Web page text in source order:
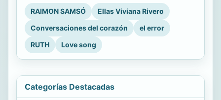
RAIMON SAMSÓ
Ellas Viviana Rivero
Conversaciones del corazón
el error
RUTH
Love song
Categorías Destacadas